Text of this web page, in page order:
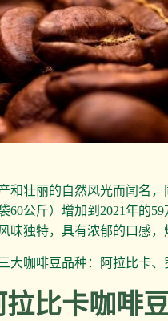
和壮丽的自然风光而闻名
60公斤）增加到2021年的
味独特，具有浓郁的口感，
大咖啡豆品种：阿拉比卡
比卡咖啡